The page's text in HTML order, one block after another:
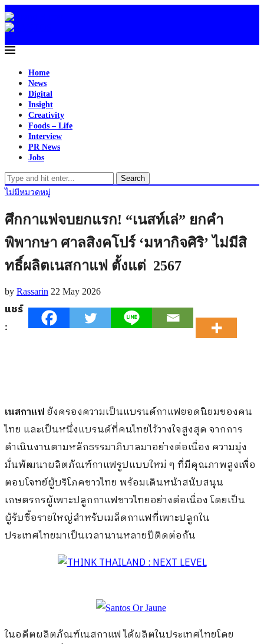
Home
News
Digital
Insight
Creativity
Foods – Life
Interview
PR News
Jobs
Search
ไม่มีหมวดหมู่
ศึกกาแฟจบยกแรก! “เนสท์เล่” ยกคำ
พิพากษา ศาลสิงคโปร์ ‘มหากิจศิริ’ ไม่มีสิ
ทธิ์ผลิตเนสกาแฟ ตั้งแต่ 2567
by Rassarin 22 May 2026
แชร์
:
เนสกาแฟยังครองความเป็นแบรนด์กาแฟยอดนิยมของคน
ไทย และเป็นหนึ่งแบรนด์ที่คนไทยไว้วางใจสูงสุด จากการ
ดำเนินงานตามหลักธรรมาภิบาลมาอย่างต่อเนื่อง ความมุ่ง
มั่นพัฒนาผลิตภัณฑ์กาแฟรูปแบบใหม่ ๆ ที่มีคุณภาพสูงเพื่อ
ตอบโจทย์ผู้บริโภคชาวไทย พร้อมเดินหน้าสนับสนุน
เกษตรกรผู้เพาะปลูกกาแฟชาวไทยอย่างต่อเนื่อง โดยเป็น
ผู้รับซื้อรายใหญ่สำหรับเมล็ดกาแฟที่เพาะปลูกใน
ประเทศไทยมาเป็นเวลานานหลายปีติดต่อกัน
ในอดีตผลิตภัณฑ์เนสกาแฟ ได้ผลิตในประเทศไทยโดย